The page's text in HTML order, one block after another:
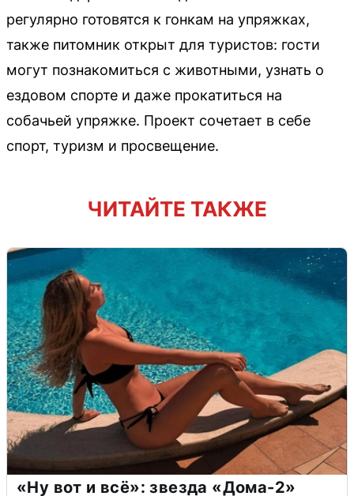
регулярно готовятся к гонкам на упряжках,
также питомник открыт для туристов: гости
могут познакомиться с животными, узнать о
ездовом спорте и даже прокатиться на
собачьей упряжке. Проект сочетает в себе
спорт, туризм и просвещение.
ЧИТАЙТЕ ТАКЖЕ
«Ну вот и всё»: звезда «Дома-2»